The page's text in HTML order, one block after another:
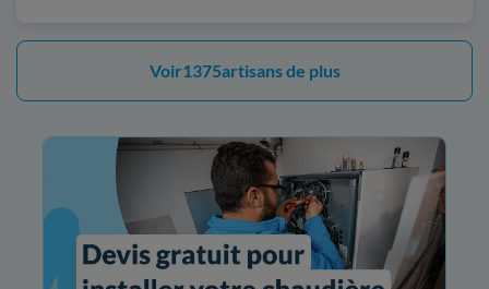
Voir1375artisans de plus